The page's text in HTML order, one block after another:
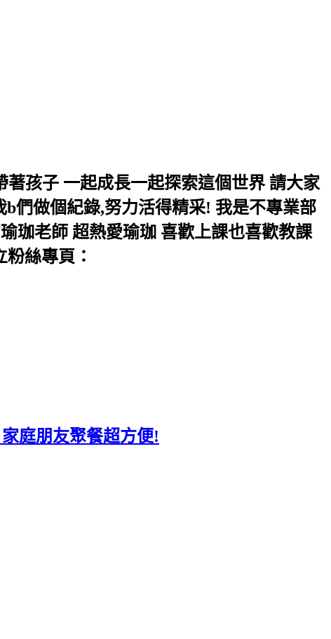
孩子 一起成長一起探索這個世界 請大家
們做個紀錄,努力活得精采! 我是不專業部
珈老師 超熱愛瑜珈 喜歡上課也喜歡教課
絲專頁：
庭朋友聚餐超方便!